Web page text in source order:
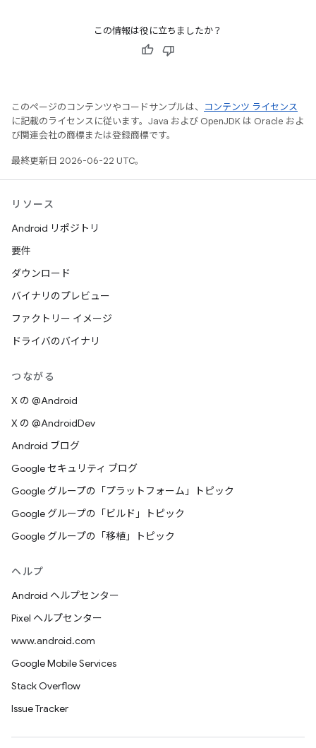
この情報は役に立ちましたか？
このページのコンテンツやコードサンプルは、
コンテンツ ライセンス
に記載のライセンスに従います。Java および OpenJDK は Oracle およ
び関連会社の商標または登録商標です。
最終更新日 2026-06-22 UTC。
リソース
Android リポジトリ
要件
ダウンロード
バイナリのプレビュー
ファクトリー イメージ
ドライバのバイナリ
つながる
X の @Android
X の @AndroidDev
Android ブログ
Google セキュリティ ブログ
Google グループの「プラットフォーム」トピック
Google グループの「ビルド」トピック
Google グループの「移植」トピック
ヘルプ
Android ヘルプセンター
Pixel ヘルプセンター
www.android.com
Google Mobile Services
Stack Overflow
Issue Tracker